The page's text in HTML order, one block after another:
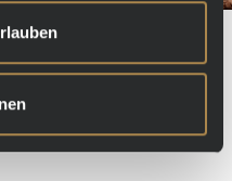
Oranienburg –